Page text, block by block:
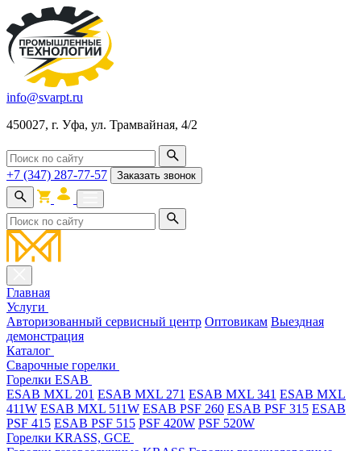
info@svarpt.ru
450027, г. Уфа, ул. Трамвайная, 4/2
+7 (347) 287-77-57 Заказать звонок
Главная
Услуги
Авторизованный сервисный центр Оптовикам Выездная
демонстрация
Каталог
Cварочные горелки
Горелки ESAB
ESAB MXL 201 ESAB MXL 271 ESAB MXL 341 ESAB MXL
411W ESAB MXL 511W ESAB PSF 260 ESAB PSF 315 ESAB
PSF 415 ESAB PSF 515 PSF 420W PSF 520W
Горелки KRASS, GCE